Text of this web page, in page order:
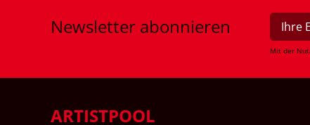
Newsletter abonnieren
Mit der
ARTISTPOOL